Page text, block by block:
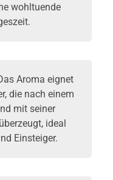
wohltuende
Aroma eignet
die nach einem
mit seiner
ideal
Einsteiger.